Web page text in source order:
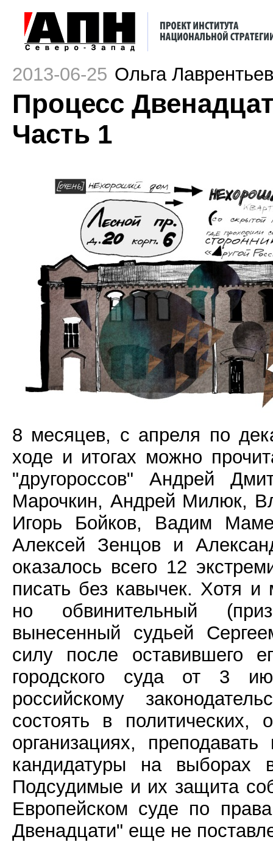
2013-06-25 Ольга
Процесс
Часть 1
8 месяцев, с апреля по
ходе и итогах можно
"другороссов" Андрей
Марочкин, Андрей Милюк,
Игорь Бойков, Вадим
Алексей Зенцов и
оказалось всего 12
писать без кавычек. Хотя и
но обвинительный
вынесенный судьей
силу после оставившего
городского суда от 3
российскому
состоять в
организациях,
кандидатуры на
Подсудимые и их защита
Европейском суде по
Двенадцати" еще не